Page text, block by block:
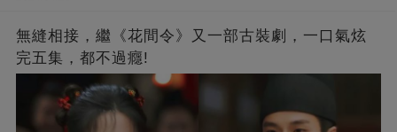
無縫相接，繼《花間令》又一部古裝劇，一口氣炫
完五集，都不過癮!